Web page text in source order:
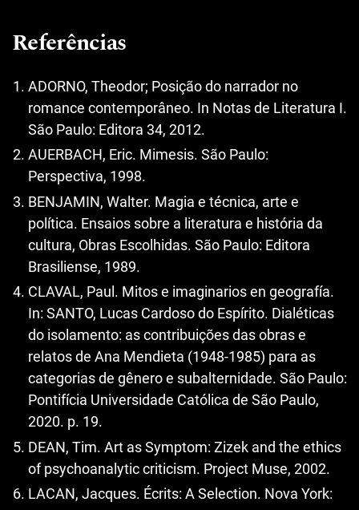
Referências
ADORNO, Theodor; Posição do narrador no
romance contemporâneo. In Notas de Literatura I.
São Paulo: Editora 34, 2012.
AUERBACH, Eric. Mimesis. São Paulo:
Perspectiva, 1998.
BENJAMIN, Walter. Magia e técnica, arte e
política. Ensaios sobre a literatura e história da
cultura, Obras Escolhidas. São Paulo: Editora
Brasiliense, 1989.
CLAVAL, Paul. Mitos e imaginarios en geografía.
In: SANTO, Lucas Cardoso do Espírito. Dialéticas
do isolamento: as contribuições das obras e
relatos de Ana Mendieta (1948-1985) para as
categorias de gênero e subalternidade. São Paulo:
Pontifícia Universidade Católica de São Paulo,
2020. p. 19.
DEAN, Tim. Art as Symptom: Zizek and the ethics
of psychoanalytic criticism. Project Muse, 2002.
LACAN, Jacques. Écrits: A Selection. Nova York: